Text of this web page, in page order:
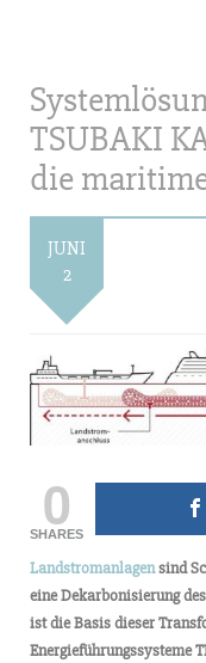
TSUBAKI
die
JUNI
2
0
SHARES
Landstromanlagensind
eine Dekarbonisierung
ist die Basis dieser
Energieführungssysteme